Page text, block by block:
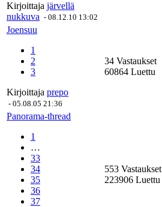
Kirjoittaja järvellä
nukkuva - 08.12.10 13:02
Joensuu
1
2
3
Kirjoittaja prepo
- 05.08.05 21:36
34 Vastaukset
60864 Luettu
Panorama-thread
1
…
33
34
35
36
37
553 Vastaukset
223906 Luettu